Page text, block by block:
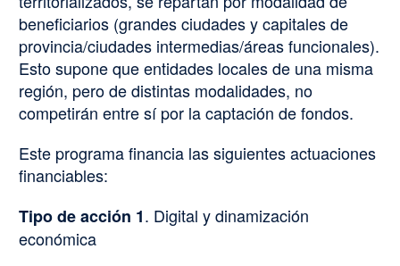
beneficiarios (grandes ciudades y capitales de
provincia/ciudades intermedias/áreas funcionales).
Esto supone que entidades locales de una misma
región, pero de distintas modalidades, no
competirán entre sí por la captación de fondos.
Este programa financia las siguientes actuaciones
financiables:
Tipo de acción 1. Digital y dinamización
económica